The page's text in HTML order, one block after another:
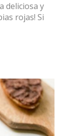
deliciosa y
rojas! Si